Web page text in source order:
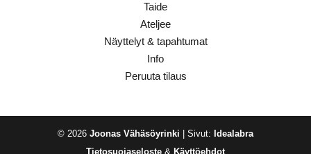
Taide
Ateljee
Näyttelyt & tapahtumat
Info
Peruuta tilaus
© 2026 Joonas Vähäsöyrinki | Sivut: Idealabra
Tietosuojaseloste & Käyttöehdot